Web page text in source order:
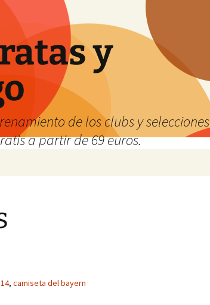
y
de los clubs y selecciones
a partir de 69 euros.
, camiseta del bayern